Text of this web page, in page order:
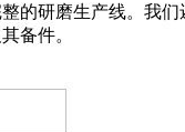
的研磨生产线。我
备件。